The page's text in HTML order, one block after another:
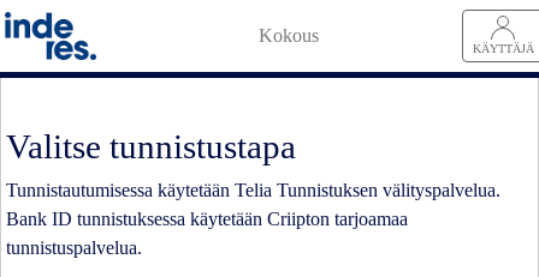
KÄYTTÄJÄ
Kokous
Valitse tunnistustapa
Tunnistautumisessa käytetään Telia Tunnistuksen välityspalvelua.
Bank ID tunnistuksessa käytetään Criipton tarjoamaa
tunnistuspalvelua.